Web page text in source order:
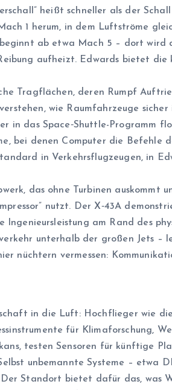
heißt schneller als der
1 herum, in dem Luftströme
beginnt ab etwa Mach 5 – dort wird
aufheizt. Edwards bietet
Tragflächen, deren Rumpf
wie Raumfahrzeuge
in das Space‑Shuttle-Programm
bei denen Computer die Befehle
in Verkehrsflugzeugen, in
das ohne Turbinen auskommt
nutzt. Der X‑43A
am Rand des
unterhalb der großen Jets –
nüchtern vermessen:
in die Luft: Hochflieger wie die
für Klimaforschung,
testen Sensoren für künftige
unbemannte Systeme – etwa
Standort bietet dafür das, was